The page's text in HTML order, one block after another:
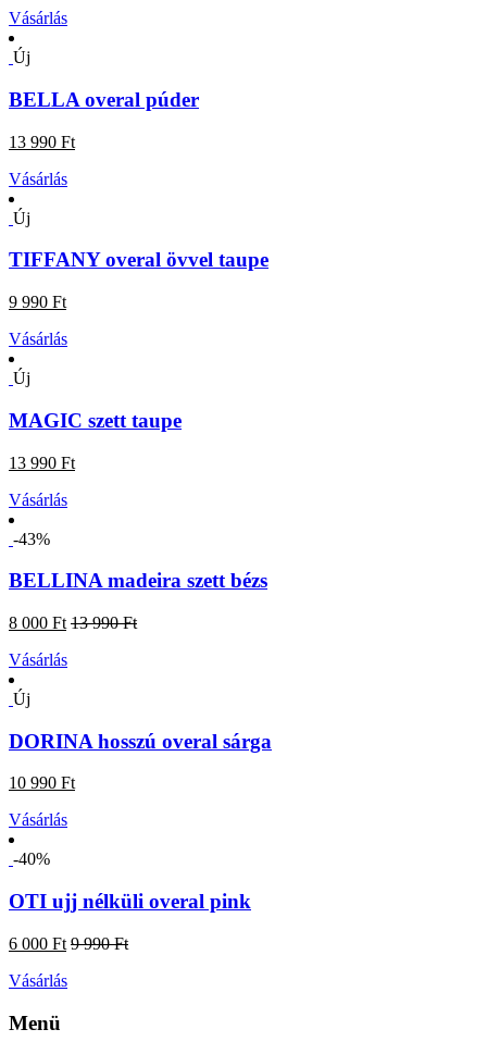
Vásárlás
Új
BELLA overal púder
13 990 Ft
Vásárlás
Új
TIFFANY overal övvel taupe
9 990 Ft
Vásárlás
Új
MAGIC szett taupe
13 990 Ft
Vásárlás
-43%
BELLINA madeira szett bézs
8 000 Ft 13 990 Ft
Vásárlás
Új
DORINA hosszú overal sárga
10 990 Ft
Vásárlás
-40%
OTI ujj nélküli overal pink
6 000 Ft 9 990 Ft
Vásárlás
Menü